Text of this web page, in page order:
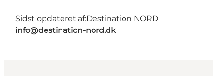
Sidst opdateret af:Destination NORD
info@destination-nord.dk